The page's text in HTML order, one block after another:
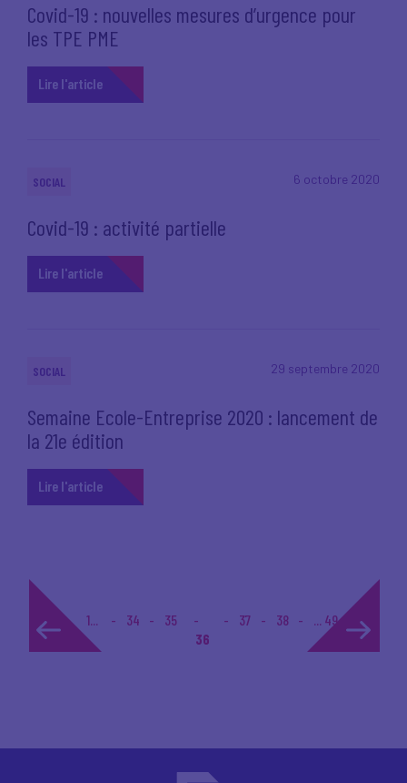
Covid-19 : nouvelles mesures d’urgence pour
les TPE PME
Lire l'article
6 octobre 2020
SOCIAL
Covid-19 : activité partielle
Lire l'article
29 septembre 2020
SOCIAL
Semaine Ecole-Entreprise 2020 : lancement de
la 21e édition
Lire l'article
1... 34
35
36
37 38 ... 49